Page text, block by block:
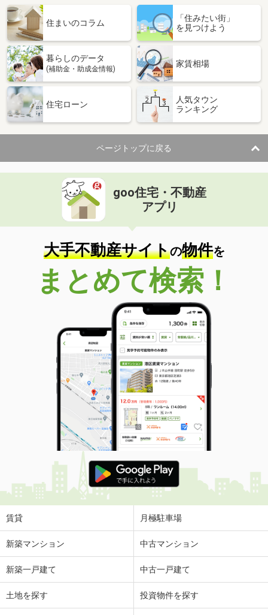
住まいのコラム
「住みたい街」
を見つけよう
暮らしのデータ
(補助金・助成金情報)
家賃相場
住宅ローン
人気タウン
ランキング
ページトップに戻る
goo住宅・不動産
アプリ
大手不動産サイトの物件を
まとめて検索！
賃貸 月極駐車場
新築マンション 中古マンション
新築一戸建て 中古一戸建て
土地を探す 投資物件を探す